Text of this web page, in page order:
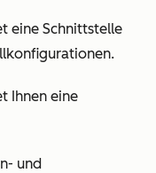
eine Schnittstelle
Ihnen eine
und